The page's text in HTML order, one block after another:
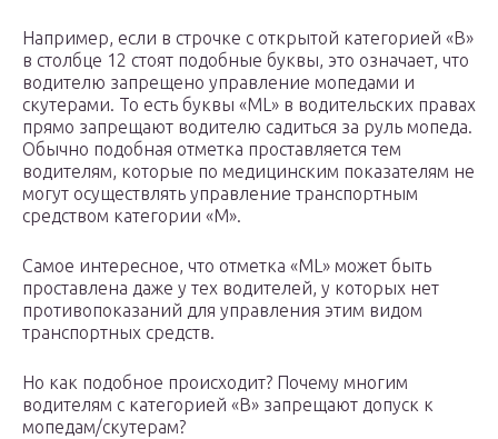
Например, если в строчке с открытой категорией «В»
в столбце 12 стоят подобные буквы, это означает, что
водителю запрещено управление мопедами и
скутерами. То есть буквы «ML» в водительских правах
прямо запрещают водителю садиться за руль мопеда.
Обычно подобная отметка проставляется тем
водителям, которые по медицинским показателям не
могут осуществлять управление транспортным
средством категории «М».
Самое интересное, что отметка «ML» может быть
проставлена даже у тех водителей, у которых нет
противопоказаний для управления этим видом
транспортных средств.
Но как подобное происходит? Почему многим
водителям с категорией «В» запрещают допуск к
мопедам/скутерам?